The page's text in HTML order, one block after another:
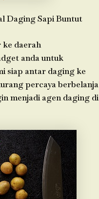
Daging Sapi Buntut
ke daerah
anda untuk
siap antar daging ke
percaya berbelanja
menjadi agen daging di